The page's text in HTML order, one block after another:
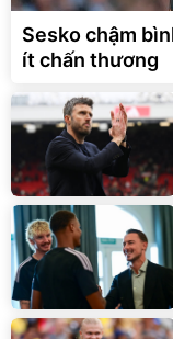
Sesko chậm
ít chấn thương